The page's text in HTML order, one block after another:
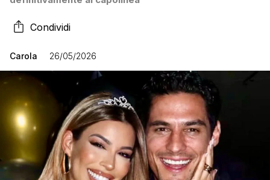
Condividi
Carola 26/05/2026